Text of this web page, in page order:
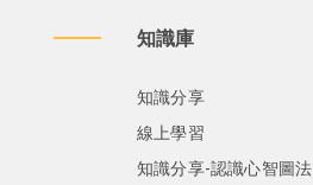
知識庫
知識分享
線上學習
知識分享-認識心智圖法